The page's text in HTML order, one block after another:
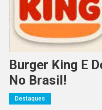
Burger King E
No Brasil!
Destaques